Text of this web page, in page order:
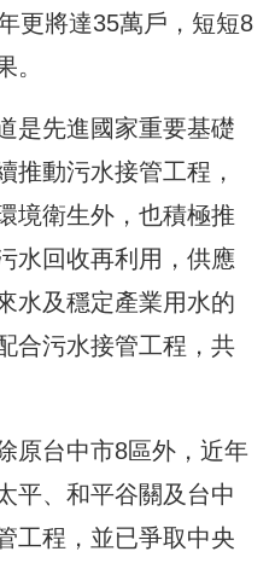
更將達35萬戶，短短8
。
是先進國家重要基礎
推動污水接管工程，
境衛生外，也積極推
水回收再利用，供應
水及穩定產業用水的
合污水接管工程，共
原台中市8區外，近年
平、和平谷關及台中
工程，並已爭取中央